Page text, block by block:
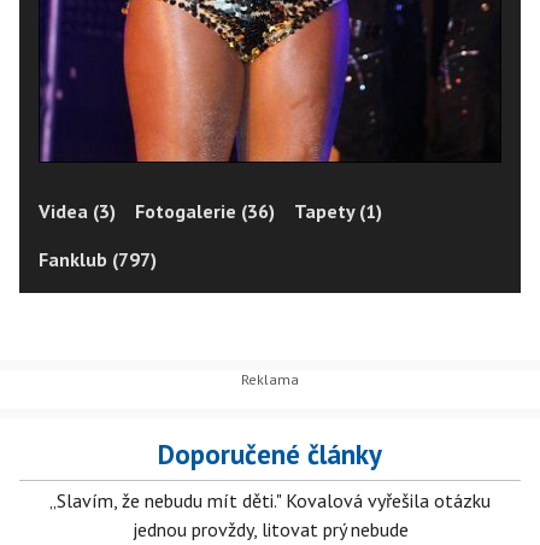
Videa (3) Fotogalerie (36)
Tapety (1)
Fanklub (797)
Doporučené články
„Slavím, že nebudu mít děti." Kovalová vyřešila otázku
jednou provždy, litovat prý nebude